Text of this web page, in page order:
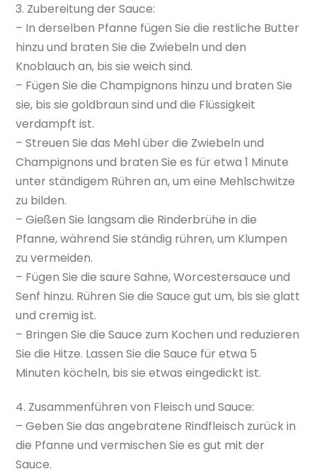
3. Zubereitung der Sauce:
– In derselben Pfanne fügen Sie die restliche Butter
hinzu und braten Sie die Zwiebeln und den
Knoblauch an, bis sie weich sind.
– Fügen Sie die Champignons hinzu und braten Sie
sie, bis sie goldbraun sind und die Flüssigkeit
verdampft ist.
– Streuen Sie das Mehl über die Zwiebeln und
Champignons und braten Sie es für etwa 1 Minute
unter ständigem Rühren an, um eine Mehlschwitze
zu bilden.
– Gießen Sie langsam die Rinderbrühe in die
Pfanne, während Sie ständig rühren, um Klumpen
zu vermeiden.
– Fügen Sie die saure Sahne, Worcestersauce und
Senf hinzu. Rühren Sie die Sauce gut um, bis sie glatt
und cremig ist.
– Bringen Sie die Sauce zum Kochen und reduzieren
Sie die Hitze. Lassen Sie die Sauce für etwa 5
Minuten köcheln, bis sie etwas eingedickt ist.
4. Zusammenführen von Fleisch und Sauce:
– Geben Sie das angebratene Rindfleisch zurück in
die Pfanne und vermischen Sie es gut mit der
Sauce.